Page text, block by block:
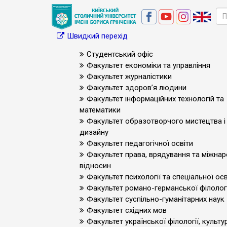
Швидкий перехід
Студентський офіс
Факультет економіки та управління
Факультет журналістики
Факультет здоров’я людини
Факультет інформаційних технологій та
математики
Факультет образотворчого мистецтва і
дизайну
Факультет педагогічної освіти
Факультет права, врядування та
відносин
Факультет психології та спеціальної
Факультет романо-германської
Факультет суспільно-гуманітарних наук
Факультет східних мов
Факультет української філології,